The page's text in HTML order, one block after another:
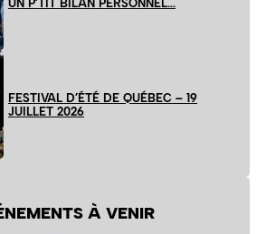
UN P’TIT BILAN PERSONNEL…
FESTIVAL D’ÉTÉ DE QUÉBEC – 19
JUILLET 2026
À VENIR